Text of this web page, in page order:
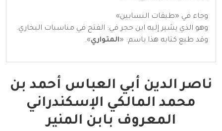
وجاء في «طبقات النسابين»
وهو الذي يشير إليه ابن حجر في: الفتح في مناسبات البخاري.
وقد طبع كتابه هذا باسم: «المتواري».
ناصر الدين أبي العباس أحمد بن
محمد المالكي الإسكندراني
المعروف بابن المنير